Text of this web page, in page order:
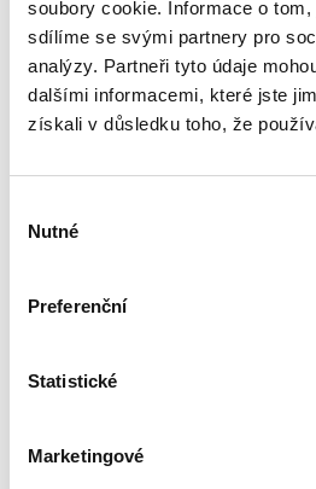
soubory cookie. Informace o
sdílíme se svými partnery pro
analýzy. Partneři tyto údaje
dalšími informacemi, které jste
získali v důsledku toho, že
souhlasu
Nutné
Preferenční
Statistické
Marketingové
obchodního práva. Do
některé významné
Tato skripta jsou uceleným